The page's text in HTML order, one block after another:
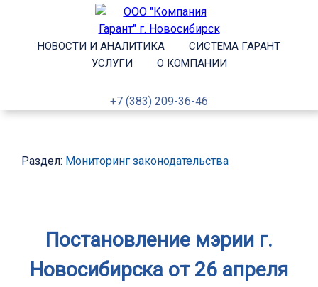
НОВОСТИ И АНАЛИТИКА
СИСТЕМА ГАРАНТ
УСЛУГИ
О КОМПАНИИ
+7 (383) 209-36-46
Раздел: Мониторинг законодательства
Постановление мэрии г.
Новосибирска от 26 апреля